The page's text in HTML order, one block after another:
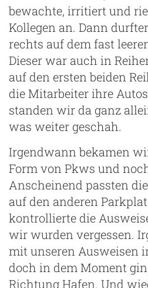
bewachte, irritiert und
Kollegen an. Dann
rechts auf dem fast
Dieser war auch in
auf den ersten beiden
die Mitarbeiter ihre
standen wir da ganz
was weiter geschah.
Irgendwann bekamen
Form von Pkws und
Anscheinend passten
auf den anderen
kontrollierte die
wir wurden vergessen.
mit unseren Ausweisen
doch in dem Moment
Richtung Hafen. Und